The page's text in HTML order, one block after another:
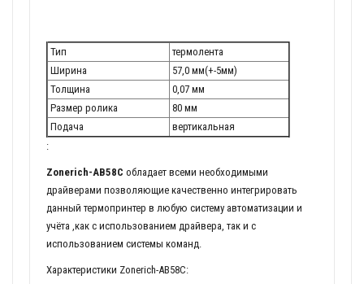
Тип
термолента
Ширина
57,0 мм(+-5мм)
Толщина
0,07 мм
Размер ролика
80 мм
Подача
вертикальная
:
Zonerich-AB58C обладает всеми необходимыми
драйверами позволяющие качественно интегрировать
данный термопринтер в любую систему автоматизации и
учёта ,как с использованием драйвера, так и с
использованием системы команд.
Характеристики Zonerich-AB58C: